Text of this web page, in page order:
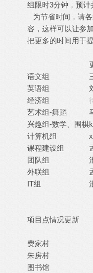
组限时3分钟，预计
为节省时间，请
容，这样可以让参
把更多的时间用于提
语文组
英语组
经济组
艺术组-舞蹈
兴趣组-数学、围棋
计算机组
课程建设组
团队组
外联组
IT组
项目点情况更新
费家村
朱房村
图书馆